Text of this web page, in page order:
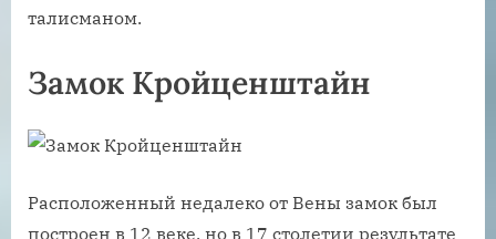
талисманом.
Замок Кройценштайн
Расположенный недалеко от Вены замок был
построен в 12 веке, но в 17 столетии результате